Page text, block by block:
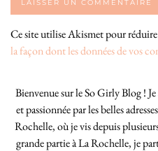
Ce site utilise Akismet pour réduire
la façon dont les données de vos
Bienvenue sur le So Girly Blog !
et passionnée par les belles
Rochelle, où je vis depuis
grande partie à La Rochelle, je